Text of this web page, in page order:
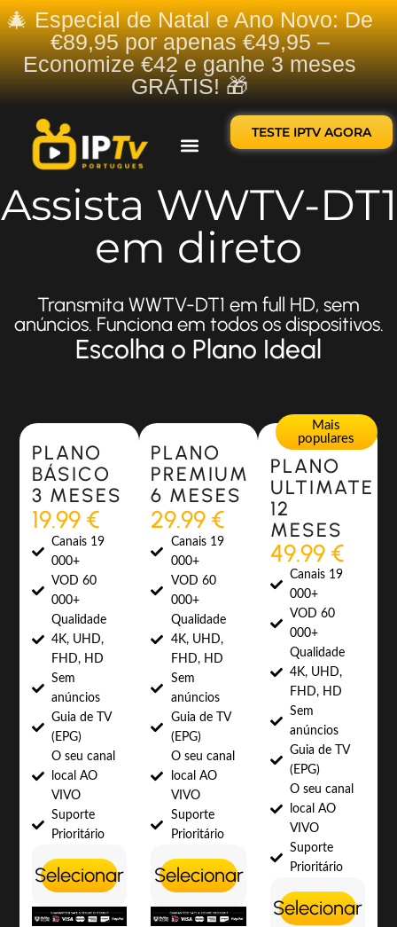
🎄 Especial de Natal e Ano Novo: De
€89,95 por apenas €49,95 –
Economize €42 e ganhe 3 meses
GRÁTIS! 🎁
TESTE IPTV AGORA
Assista WWTV-DT1
em direto
Transmita WWTV-DT1 em full HD, sem
anúncios. Funciona em todos os dispositivos.
Escolha o Plano Ideal
Most Popular
PLANO
BÁSICO
3 MESES
19.99 €
Canais 19
000+
VOD 60
000+
Qualidade
4K, UHD,
FHD, HD
Sem
anúncios
Guia de TV
(EPG)
O seu canal
local AO
VIVO
Suporte
Prioritário
Selecionar
Most Popular
PLANO
PREMIUM
6 MESES
29.99 €
Canais 19
000+
VOD 60
000+
Qualidade
4K, UHD,
FHD, HD
Sem
anúncios
Guia de TV
(EPG)
O seu canal
local AO
VIVO
Suporte
Prioritário
Selecionar
Mais
populares
PLANO
ULTIMATE
12
MESES
49.99 €
Canais 19
000+
VOD 60
000+
Qualidade
4K, UHD,
FHD, HD
Sem
anúncios
Guia de TV
(EPG)
O seu canal
local AO
VIVO
Suporte
Prioritário
Selecionar